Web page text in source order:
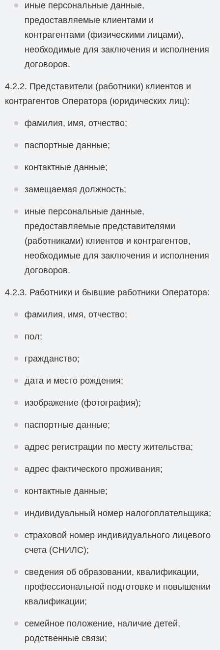
иные персональные данные,
предоставляемые клиентами и
контрагентами (физическими лицами),
необходимые для заключения и исполнения
договоров.
4.2.2. Представители (работники) клиентов и
контрагентов Оператора (юридических лиц):
фамилия, имя, отчество;
паспортные данные;
контактные данные;
замещаемая должность;
иные персональные данные,
предоставляемые представителями
(работниками) клиентов и контрагентов,
необходимые для заключения и исполнения
договоров.
4.2.3. Работники и бывшие работники Оператора:
фамилия, имя, отчество;
пол;
гражданство;
дата и место рождения;
изображение (фотография);
паспортные данные;
адрес регистрации по месту жительства;
адрес фактического проживания;
контактные данные;
индивидуальный номер налогоплательщика;
страховой номер индивидуального лицевого
счета (СНИЛС);
сведения об образовании, квалификации,
профессиональной подготовке и повышении
квалификации;
семейное положение, наличие детей,
родственные связи;